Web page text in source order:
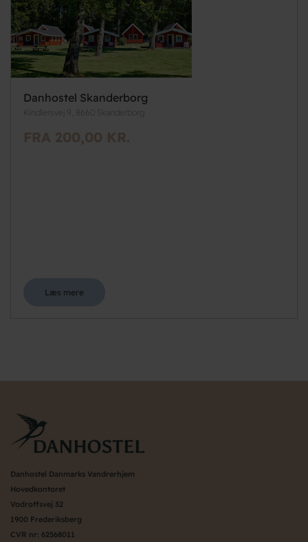
Danhostel Skanderborg
Kindlersvej 9, 8660 Skanderborg
FRA 200,00 KR.
Læs mere
Danhostel Danmarks Vandrerhjem
Hovedkontoret
Vodroffsvej 32
1900 Frederiksberg
CVR nr: 62568011